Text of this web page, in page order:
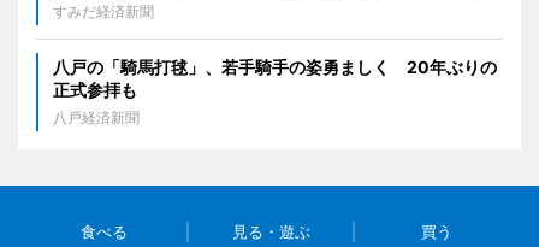
すみだ経済新聞
八戸の「騎馬打毬」、若手騎手の姿勇ましく 20年ぶりの
正式参拝も
八戸経済新聞
食べる 見る・遊ぶ 買う